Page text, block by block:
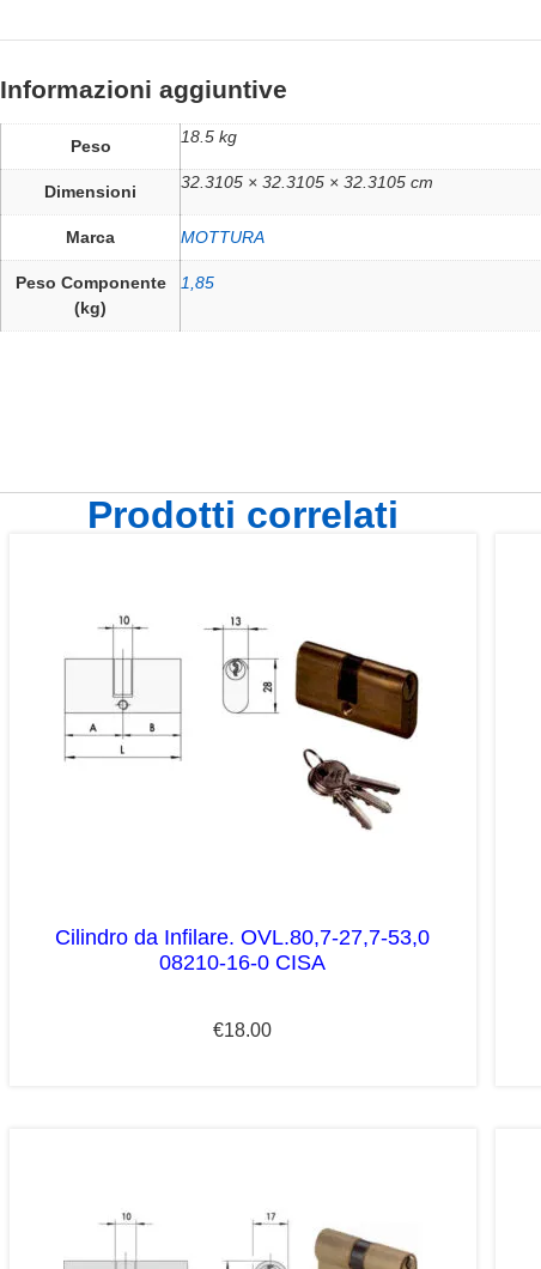
Informazioni aggiuntive
Peso 18.5 kg
Dimensioni 32.3105 × 32.3105 × 32.3105 cm
Marca MOTTURA
Peso Componente
(kg)
1,85
Prodotti correlati
Cilindro da Infilare. OVL.80,7-27,7-53,0
08210-16-0 CISA
€18.00